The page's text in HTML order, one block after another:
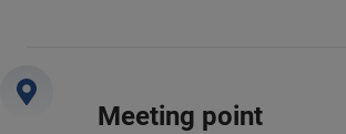
Meeting point